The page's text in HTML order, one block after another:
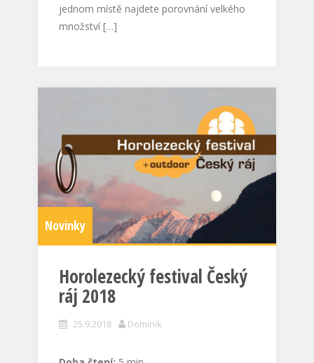
jednom místě najdete porovnání velkého
množství […]
Novinky
Horolezecký festival Český
ráj 2018
25.9.2018 Dominik